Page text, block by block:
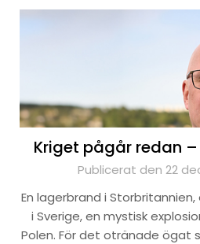
Kriget pågår redan
Publicerat den 22
En lagerbrand i
i Sverige, en mystisk
Polen. För det otränade ögat